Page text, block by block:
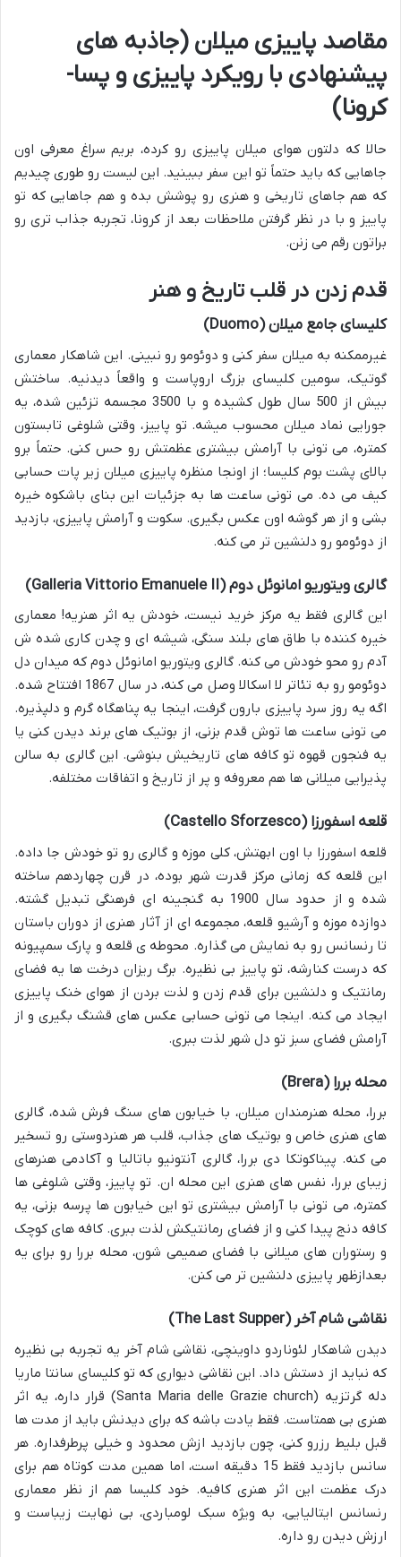
مقاصد پاییزی میلان (جاذبه های
پیشنهادی با رویکرد پاییزی و پسا-
کرونا)
حالا که دلتون هوای میلان پاییزی رو کرده، بریم سراغ معرفی اون
جاهایی که باید حتماً تو این سفر ببینید. این لیست رو طوری چیدیم
که هم جاهای تاریخی و هنری رو پوشش بده و هم جاهایی که تو
پاییز و با در نظر گرفتن ملاحظات بعد از کرونا، تجربه جذاب تری رو
براتون رقم می زنن.
قدم زدن در قلب تاریخ و هنر
کلیسای جامع میلان (Duomo)
غیرممکنه به میلان سفر کنی و دوئومو رو نبینی. این شاهکار معماری
گوتیک، سومین کلیسای بزرگ اروپاست و واقعاً دیدنیه. ساختش
بیش از 500 سال طول کشیده و با 3500 مجسمه تزئین شده، یه
جورایی نماد میلان محسوب میشه. تو پاییز، وقتی شلوغی تابستون
کمتره، می تونی با آرامش بیشتری عظمتش رو حس کنی. حتماً برو
بالای پشت بوم کلیسا؛ از اونجا منظره پاییزی میلان زیر پات حسابی
کیف می ده. می تونی ساعت ها به جزئیات این بنای باشکوه خیره
بشی و از هر گوشه اون عکس بگیری. سکوت و آرامش پاییزی، بازدید
از دوئومو رو دلنشین تر می کنه.
گالری ویتوریو امانوئل دوم (Galleria Vittorio Emanuele II)
این گالری فقط یه مرکز خرید نیست، خودش یه اثر هنریه! معماری
خیره کننده با طاق های بلند سنگی، شیشه ای و چدن کاری شده ش
آدم رو محو خودش می کنه. گالری ویتوریو امانوئل دوم که میدان دل
دوئومو رو به تئاتر لا اسکالا وصل می کنه، در سال 1867 افتتاح شده.
اگه یه روز سرد پاییزی بارون گرفت، اینجا یه پناهگاه گرم و دلپذیره.
می تونی ساعت ها توش قدم بزنی، از بوتیک های برند دیدن کنی یا
یه فنجون قهوه تو کافه های تاریخیش بنوشی. این گالری به سالن
پذیرایی میلانی ها هم معروفه و پر از تاریخ و اتفاقات مختلفه.
قلعه اسفورزا (Castello Sforzesco)
قلعه اسفورزا با اون ابهتش، کلی موزه و گالری رو تو خودش جا داده.
این قلعه که زمانی مرکز قدرت شهر بوده، در قرن چهاردهم ساخته
شده و از حدود سال 1900 به گنجینه ای فرهنگی تبدیل گشته.
دوازده موزه و آرشیو قلعه، مجموعه ای از آثار هنری از دوران باستان
تا رنسانس رو به نمایش می گذاره. محوطه ی قلعه و پارک سمپیونه
که درست کنارشه، تو پاییز بی نظیره. برگ ریزان درخت ها یه فضای
رمانتیک و دلنشین برای قدم زدن و لذت بردن از هوای خنک پاییزی
ایجاد می کنه. اینجا می تونی حسابی عکس های قشنگ بگیری و از
آرامش فضای سبز تو دل شهر لذت ببری.
محله بررا (Brera)
بررا، محله هنرمندان میلان، با خیابون های سنگ فرش شده، گالری
های هنری خاص و بوتیک های جذاب، قلب هر هنردوستی رو تسخیر
می کنه. پیناکوتکا دی بررا، گالری آنتونیو باتالیا و آکادمی هنرهای
زیبای بررا، نفس های هنری این محله ان. تو پاییز، وقتی شلوغی ها
کمتره، می تونی با آرامش بیشتری تو این خیابون ها پرسه بزنی، یه
کافه دنج پیدا کنی و از فضای رمانتیکش لذت ببری. کافه های کوچک
و رستوران های میلانی با فضای صمیمی شون، محله بررا رو برای یه
بعدازظهر پاییزی دلنشین تر می کنن.
نقاشی شام آخر (The Last Supper)
دیدن شاهکار لئوناردو داوینچی، نقاشی شام آخر یه تجربه بی نظیره
که نباید از دستش داد. این نقاشی دیواری که تو کلیسای سانتا ماریا
دله گرتزیه (Santa Maria delle Grazie church) قرار داره، یه اثر
هنری بی همتاست. فقط یادت باشه که برای دیدنش باید از مدت ها
قبل بلیط رزرو کنی، چون بازدید ازش محدود و خیلی پرطرفداره. هر
سانس بازدید فقط 15 دقیقه است، اما همین مدت کوتاه هم برای
درک عظمت این اثر هنری کافیه. خود کلیسا هم از نظر معماری
رنسانس ایتالیایی، به ویژه سبک لومباردی، بی نهایت زیباست و
ارزش دیدن رو داره.